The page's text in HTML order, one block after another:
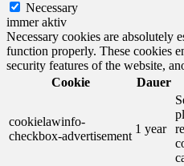
Necessary
immer aktiv
Necessary cookies are absolutely
function properly. These cookies
security features of the website,
Cookie
Dauer
cookielawinfo-
checkbox-advertisement
1 year